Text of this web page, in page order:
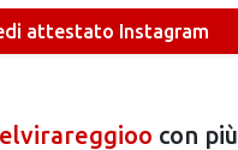
attestato Instagram
con